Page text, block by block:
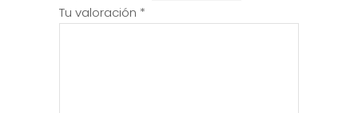
Tu valoración *